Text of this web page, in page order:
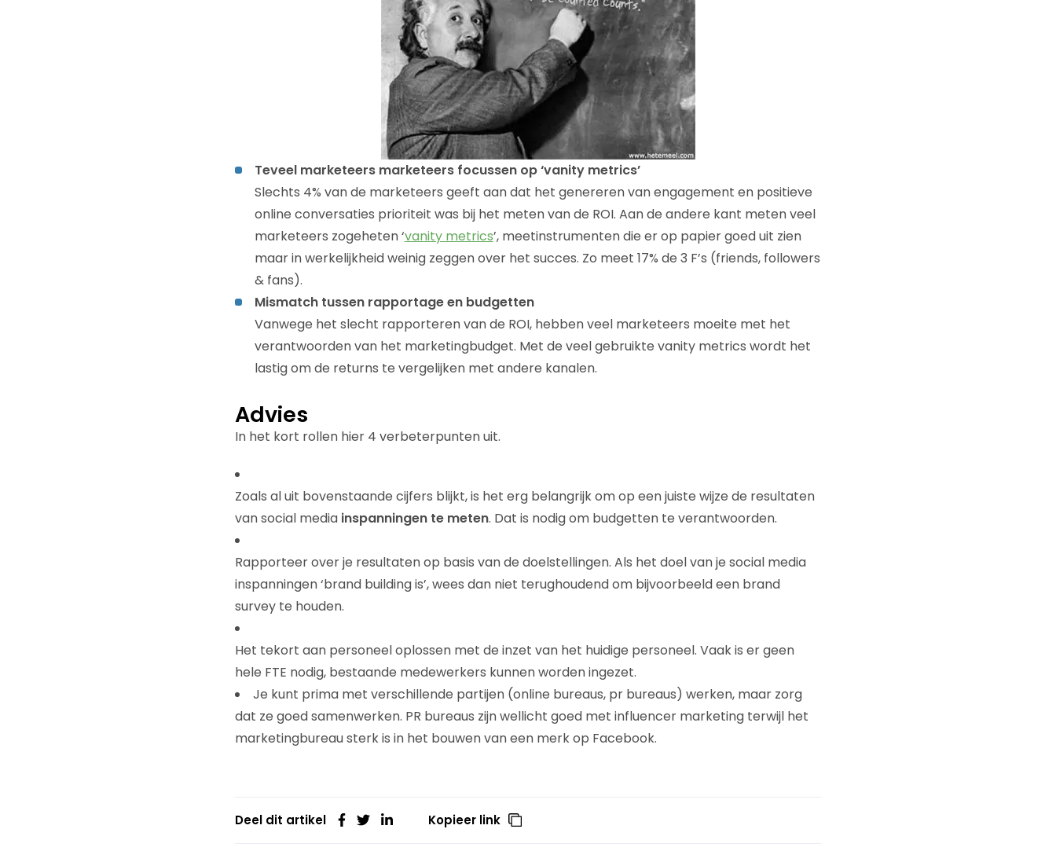
Teveel marketeers marketeers focussen op ‘vanity metrics’
Slechts 4% van de marketeers geeft aan dat het genereren van engagement en positieve
online conversaties prioriteit was bij het meten van de ROI. Aan de andere kant meten veel
marketeers zogeheten ‘vanity metrics’, meetinstrumenten die er op papier goed uit zien
maar in werkelijkheid weinig zeggen over het succes. Zo meet 17% de 3 F’s (friends, followers
& fans).
Mismatch tussen rapportage en budgetten
Vanwege het slecht rapporteren van de ROI, hebben veel marketeers moeite met het
verantwoorden van het marketingbudget. Met de veel gebruikte vanity metrics wordt het
lastig om de returns te vergelijken met andere kanalen.
Advies
In het kort rollen hier 4 verbeterpunten uit.
Zoals al uit bovenstaande cijfers blijkt, is het erg belangrijk om op een juiste wijze de resultaten
van social media inspanningen te meten. Dat is nodig om budgetten te verantwoorden.
Rapporteer over je resultaten op basis van de doelstellingen. Als het doel van je social media
inspanningen ‘brand building is’, wees dan niet terughoudend om bijvoorbeeld een brand
survey te houden.
Het tekort aan personeel oplossen met de inzet van het huidige personeel. Vaak is er geen
hele FTE nodig, bestaande medewerkers kunnen worden ingezet.
Je kunt prima met verschillende partijen (online bureaus, pr bureaus) werken, maar zorg
dat ze goed samenwerken. PR bureaus zijn wellicht goed met influencer marketing terwijl het
marketingbureau sterk is in het bouwen van een merk op Facebook.
Deel dit artikel Kopieer link